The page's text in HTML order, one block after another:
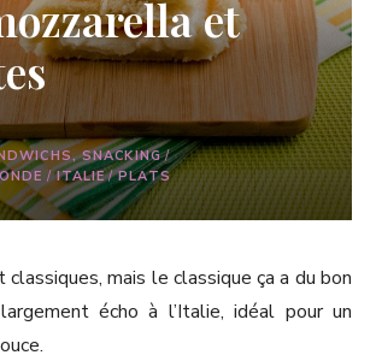
et
SNACKING/
/ITALIE/PLATS
classiques, mais le classique ça a du bon
écho à l’Italie, idéal pour un